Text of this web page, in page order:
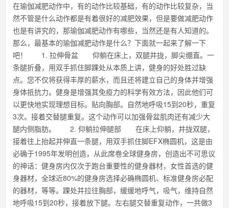
在瑜伽减肥动作中，有的动作比较基础，有的动作比较复杂，当
然不管是什么动作都是有着很好的减肥效果，但是要做减肥动作
也是有讲究的，那瑜伽减肥动作有哪些，当然还是有人知道的。
那么，最基本的瑜伽减肥动作是什么？下面就一起来了解一下
吧！ 1. 拉伸骨盆 仰躺在床上，双腿并拢，脚尖绷直。一
条腿折叠，用双手抓住脚踝处从本质上讲，健身的好处胜过缺
点。您不仅将获得丰厚的薪水，而且还将建立自己的身体并增强
身体抵抗力。健身是增强其免疫力的科学有效方法，因此他们可
以更快地实现理想目标。贴向胸部。自然地呼吸15到20秒，重复
3次。接着交替腿重复。这个动作可以加强骨盆肌肉还有减少大
腿内侧脂肪。 2. 仰躺拉伸腿部 在床上仰躺，并拢双腿，
接着往上抬起并伸直一条腿，用双手抓住脚EFX椭圆机，这是由
必确于1995年发明创造，从此席卷全球健身房，创造出不可思议
的神话：健身房内仅次于跑台重要性的健身器材，女性首选的健
身器材，全球近80%的健身房选择必确椭圆机、标准健身房必配
的器材，等等。踝处并拉往胸部，缓缓地呼气，吸气，维持自然
地呼吸15到20秒，接着放下腿。左右腿交替重复动作，一共做3